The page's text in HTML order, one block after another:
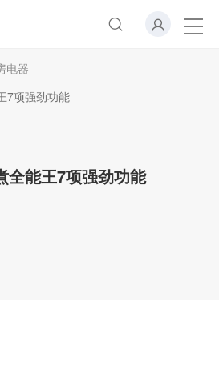
电器
全能王7项强劲功能